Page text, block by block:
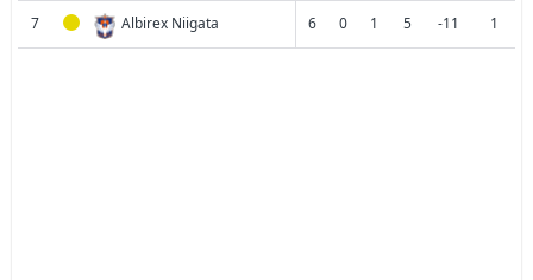
7 Albirex Niigata 6 0 1 5 -11 1